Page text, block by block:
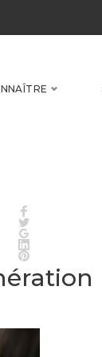
Twitter
Pinterest